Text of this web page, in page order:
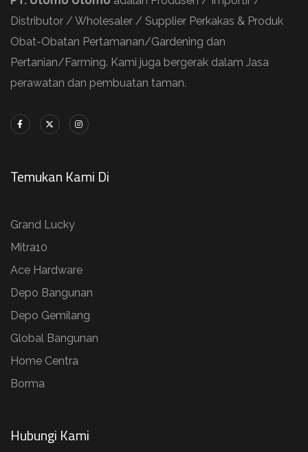
Distributor / Wholesaler / Supplier Perkakas & Produk
Obat-Obatan Pertamanan/Gardening dan
Pertanian/Farming. Kami juga bergerak dalam Jasa
perawatan dan pembuatan taman.
Temukan Kami Di
Grand Lucky
Mitra10
Ace Hardware
Depo Bangunan
Depo Gemilang
Global Bangunan
Home Centra
Borma
Hubungi Kami​